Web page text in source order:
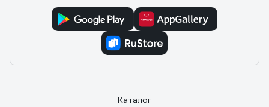
Каталог